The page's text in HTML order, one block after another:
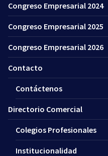
Congreso Empresarial 2024
Congreso Empresarial 2025
Congreso Empresarial 2026
Contacto
Contáctenos
Directorio Comercial
Colegios Profesionales
Institucionalidad